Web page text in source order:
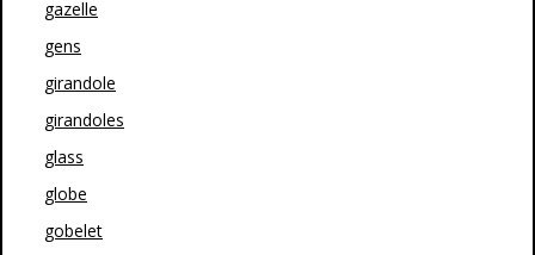
gazelle
gens
girandole
girandoles
glass
globe
gobelet